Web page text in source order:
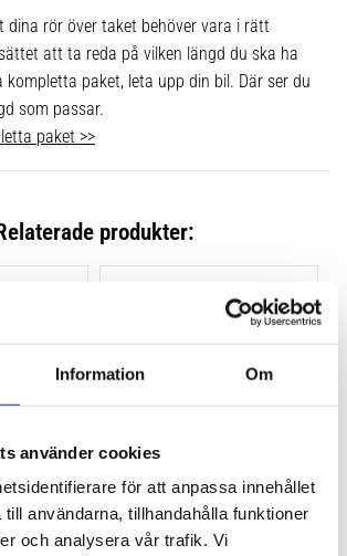
Information Om
använder cookies
för att anpassa innehållet
användarna, tillhandahålla funktioner
och analysera vår trafik. Vi
dina rör över taket behöver vara i rätt
att ta reda på vilken längd du ska ha
paket, leta upp din bil. Där ser du
som passar.
paket >>
produkter:
4-
THULE CLAMP EDGE 4-
PACK 720500
Lägg